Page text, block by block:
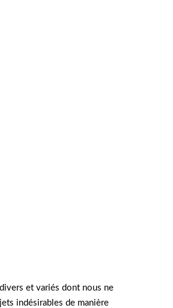
divers et variés dont nous ne
indésirables de manière